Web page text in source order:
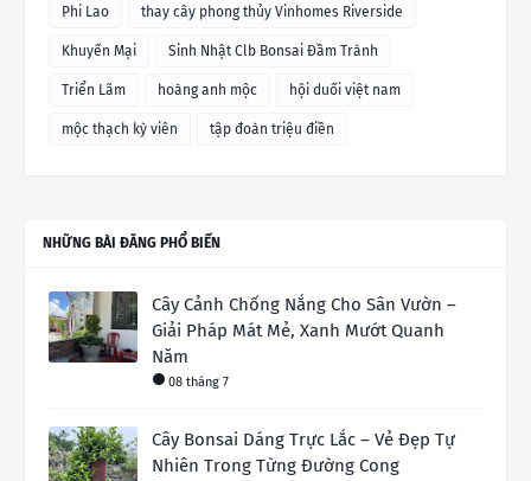
Phi Lao thay cây phong thủy Vinhomes Riverside
Khuyến Mại Sinh Nhật Clb Bonsai Đầm Trành
Triển Lãm hoàng anh mộc hội duối việt nam
mộc thạch kỳ viên tập đoàn triệu điền
NHỮNG BÀI ĐĂNG PHỔ BIẾN
Cây Cảnh Chống Nắng Cho Sân Vườn –
Giải Pháp Mát Mẻ, Xanh Mướt Quanh
Năm
08 tháng 7
Cây Bonsai Dáng Trực Lắc – Vẻ Đẹp Tự
Nhiên Trong Từng Đường Cong